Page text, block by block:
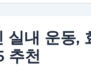
실내 운동,
추천